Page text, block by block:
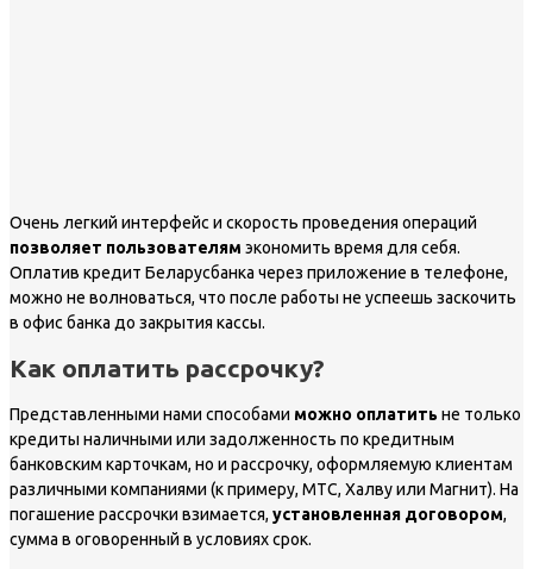
Очень легкий интерфейс и скорость проведения операций
позволяет пользователям экономить время для себя.
Оплатив кредит Беларусбанка через приложение в телефоне,
можно не волноваться, что после работы не успеешь заскочить
в офис банка до закрытия кассы.
Как оплатить рассрочку?
Представленными нами способами можно оплатить не только
кредиты наличными или задолженность по кредитным
банковским карточкам, но и рассрочку, оформляемую клиентам
различными компаниями (к примеру, МТС, Халву или Магнит). На
погашение рассрочки взимается, установленная договором,
сумма в оговоренный в условиях срок.